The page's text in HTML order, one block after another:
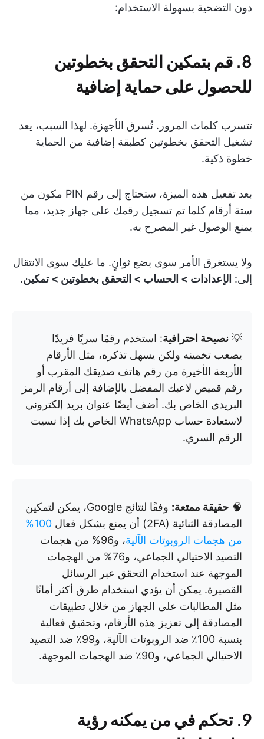
دون التضحية بسهولة الاستخدام:
8. قم بتمكين التحقق بخطوتين
للحصول على حماية إضافية
تتسرب كلمات المرور. تُسرق الأجهزة. لهذا السبب، يعد
تشغيل التحقق بخطوتين كطبقة إضافية من الحماية
خطوة ذكية.
بعد تفعيل هذه الميزة، ستحتاج إلى رقم PIN مكون من
ستة أرقام كلما تم تسجيل رقمك على جهاز جديد، مما
يمنع الوصول غير المصرح به.
ولا يستغرق الأمر سوى بضع ثوانٍ. ما عليك سوى الانتقال
إلى: الإعدادات > الحساب > التحقق بخطوتين > تمكين.
💡 نصيحة احترافية: استخدم رقمًا سريًا فريدًا
يصعب تخمينه ولكن يسهل تذكره، مثل الأرقام
الأربعة الأخيرة من رقم هاتف صديقك المقرب أو
رقم قميص لاعبك المفضل بالإضافة إلى أرقام الرمز
البريدي الخاص بك. أضف أيضًا عنوان بريد إلكتروني
لاستعادة حساب WhatsApp الخاص بك إذا نسيت
الرقم السري.
🧠 حقيقة ممتعة:
وفقًا لنتائج Google، يمكن لتمكين
المصادقة الثنائية (2FA) أن يمنع بشكل فعال
100%
من هجمات الروبوتات الآلية
، و96% من هجمات
التصيد الاحتيالي الجماعي، و76% من الهجمات
الموجهة عند استخدام التحقق عبر الرسائل
القصيرة. يمكن أن يؤدي استخدام طرق أكثر أمانًا
مثل المطالبات على الجهاز من خلال تطبيقات
المصادقة إلى تعزيز هذه الأرقام، وتحقيق فعالية
بنسبة 100٪ ضد الروبوتات الآلية، و99٪ ضد التصيد
الاحتيالي الجماعي، و90٪ ضد الهجمات الموجهة.
9. تحكم في من يمكنه رؤية